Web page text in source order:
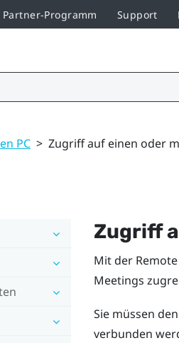
Partner-Programm Support
PC > Zugriff auf einen oder
Zugriff
Mit der
Meetings
Sie müssen den
verbunden